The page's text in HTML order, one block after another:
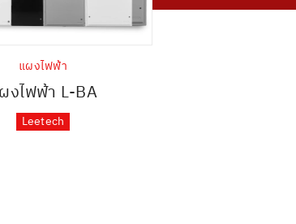
แผงไฟฟ้า
งไฟฟ้า L-BA
Leetech